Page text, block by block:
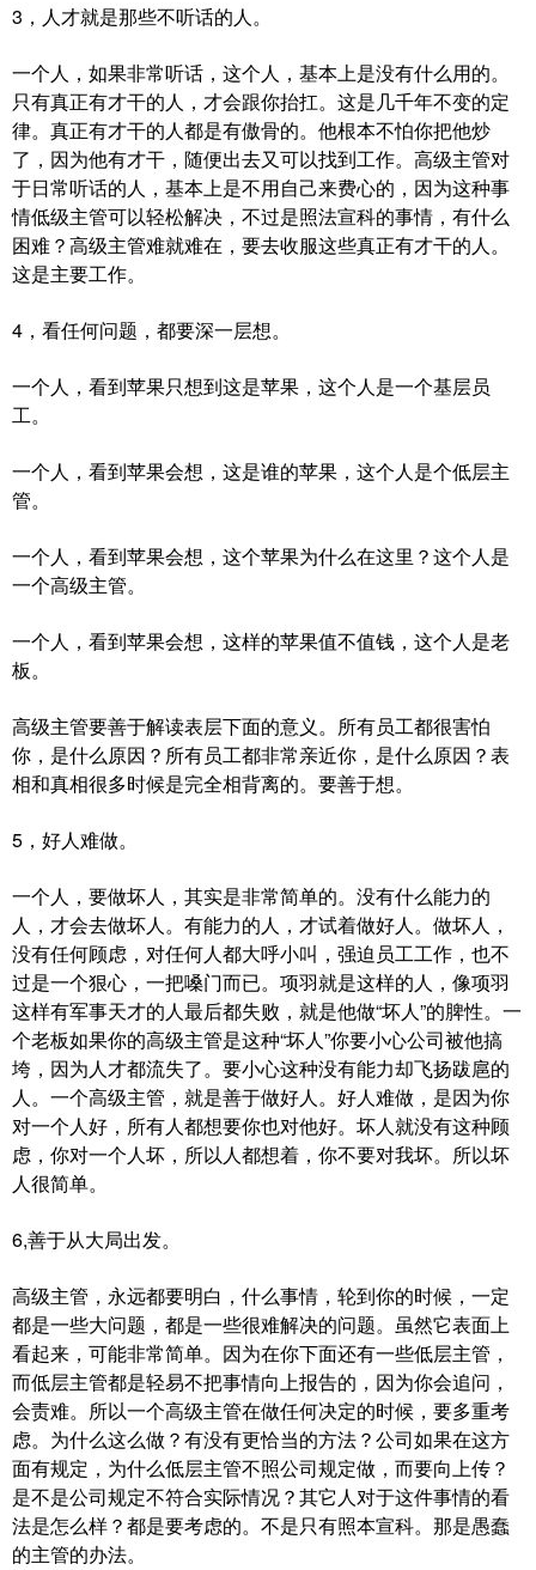
3，人才就是那些不听话的人。
一个人，如果非常听话，这个人，基本上是没有什么用的。
只有真正有才干的人，才会跟你抬扛。这是几千年不变的定
律。真正有才干的人都是有傲骨的。他根本不怕你把他炒
了，因为他有才干，随便出去又可以找到工作。高级主管对
于日常听话的人，基本上是不用自己来费心的，因为这种事
情低级主管可以轻松解决，不过是照法宣科的事情，有什么
困难？高级主管难就难在，要去收服这些真正有才干的人。
这是主要工作。
4，看任何问题，都要深一层想。
一个人，看到苹果只想到这是苹果，这个人是一个基层员
工。
一个人，看到苹果会想，这是谁的苹果，这个人是个低层主
管。
一个人，看到苹果会想，这个苹果为什么在这里？这个人是
一个高级主管。
一个人，看到苹果会想，这样的苹果值不值钱，这个人是老
板。
高级主管要善于解读表层下面的意义。所有员工都很害怕
你，是什么原因？所有员工都非常亲近你，是什么原因？表
相和真相很多时候是完全相背离的。要善于想。
5，好人难做。
一个人，要做坏人，其实是非常简单的。没有什么能力的
人，才会去做坏人。有能力的人，才试着做好人。做坏人，
没有任何顾虑，对任何人都大呼小叫，强迫员工工作，也不
过是一个狠心，一把嗓门而已。项羽就是这样的人，像项羽
这样有军事天才的人最后都失败，就是他做“坏人”的脾性。一
个老板如果你的高级主管是这种“坏人”你要小心公司被他搞
垮，因为人才都流失了。要小心这种没有能力却飞扬跋扈的
人。一个高级主管，就是善于做好人。好人难做，是因为你
对一个人好，所有人都想要你也对他好。坏人就没有这种顾
虑，你对一个人坏，所以人都想着，你不要对我坏。所以坏
人很简单。
6,善于从大局出发。
高级主管，永远都要明白，什么事情，轮到你的时候，一定
都是一些大问题，都是一些很难解决的问题。虽然它表面上
看起来，可能非常简单。因为在你下面还有一些低层主管，
而低层主管都是轻易不把事情向上报告的，因为你会追问，
会责难。所以一个高级主管在做任何决定的时候，要多重考
虑。为什么这么做？有没有更恰当的方法？公司如果在这方
面有规定，为什么低层主管不照公司规定做，而要向上传？
是不是公司规定不符合实际情况？其它人对于这件事情的看
法是怎么样？都是要考虑的。不是只有照本宣科。那是愚蠢
的主管的办法。